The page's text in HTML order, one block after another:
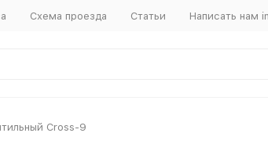
Схема проезда Статьи Написать нам
Cross-9